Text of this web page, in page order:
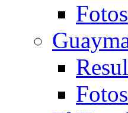
Fotos
Fotos